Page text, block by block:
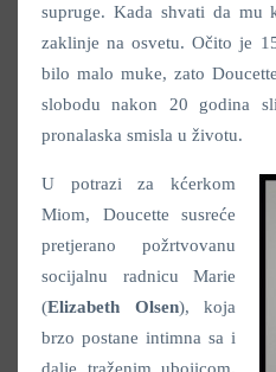
supruge. Kada shvati da mu
zaklinje na osvetu. Očito je
bilo malo muke, zato
slobodu nakon 20 godina
pronalaska smisla u životu.
U potrazi za kćerkom
Miom, Doucette susreće
pretjerano požrtvovanu
socijalnu radnicu Marie
(Elizabeth Olsen), koja
brzo postane intimna sa i
dalje traženim ubojicom.